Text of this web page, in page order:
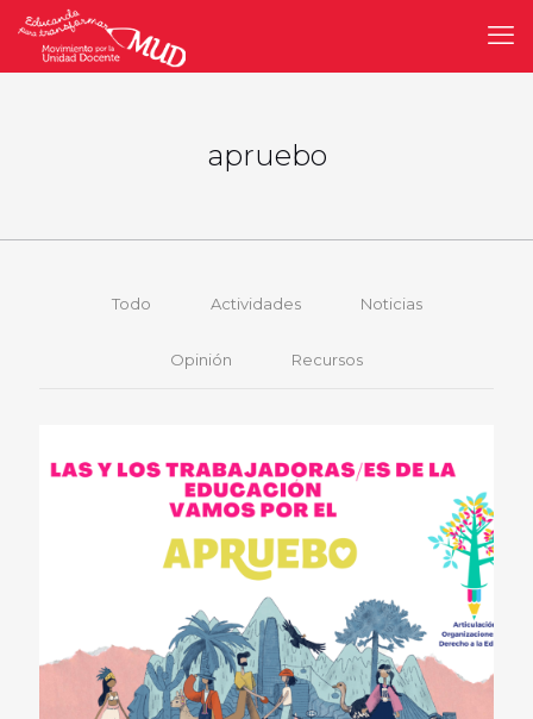
apruebo
Todo Actividades Noticias
Opinión Recursos